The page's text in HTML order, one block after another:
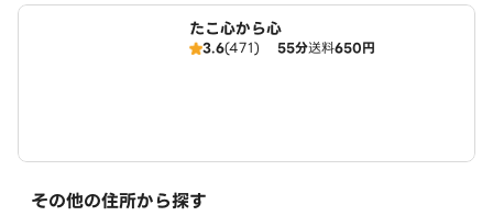
たこ心から心
3.6(471) 55分送料650円
その他の住所から探す